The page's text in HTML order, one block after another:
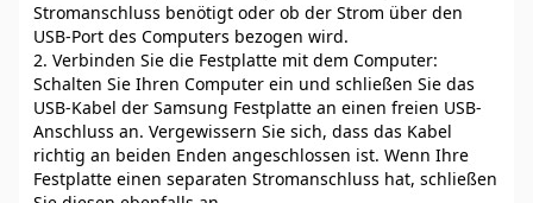
Stromanschluss benötigt oder ob der Strom über den
USB-Port des Computers bezogen wird.
2. Verbinden Sie die Festplatte mit dem Computer:
Schalten Sie Ihren Computer ein und schließen Sie das
USB-Kabel der Samsung Festplatte an einen freien USB-
Anschluss an. Vergewissern Sie sich, dass das Kabel
richtig an beiden Enden angeschlossen ist. Wenn Ihre
Festplatte einen separaten Stromanschluss hat, schließen